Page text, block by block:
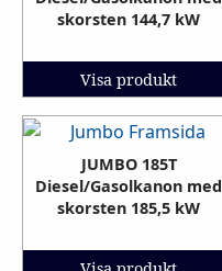
skorsten 144,7 kW
Visa produkt
JUMBO 185T
Diesel/Gasolkanon med
skorsten 185,5 kW